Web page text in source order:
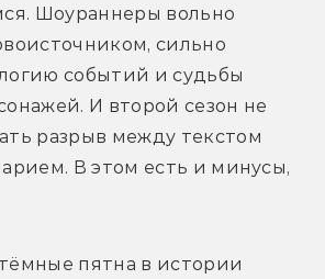
Шоураннеры вольно
сильно
событий и судьбы
И второй сезон не
разрыв между текстом
В этом есть и минусы,
пятна в истории